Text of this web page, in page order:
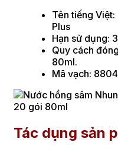
Tên tiếng
Plus
Hạn sử dụng:
Quy cách
80ml.
Mã vạch:
Tác dụng sản